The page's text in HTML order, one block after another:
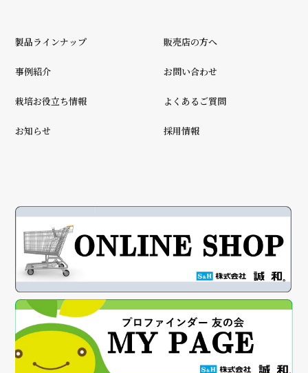
製品ラインナップ
事例紹介
栽培お役立ち情報
お知らせ
販売店の方へ
お問い合わせ
よくあるご質問
採用情報